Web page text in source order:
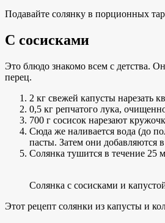
Подавайте солянку в порционных
С сосисками
Это блюдо знакомо всем с детства.
перец.
2 кг свежей капусты нарезать
0,5 кг репчатого лука,
700 г сосисок нарезают
Сюда же наливается вода (до
пасты. Затем они добавляются
Солянка тушится в течение 25
Солянка с сосисками и
Этот рецепт солянки из капусты и